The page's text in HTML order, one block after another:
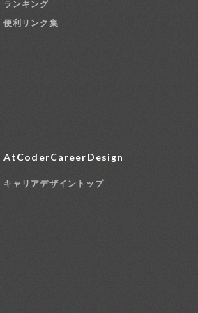
ランキング
便利リンク集
AtCoderCareerDesign
キャリアデザイントップ